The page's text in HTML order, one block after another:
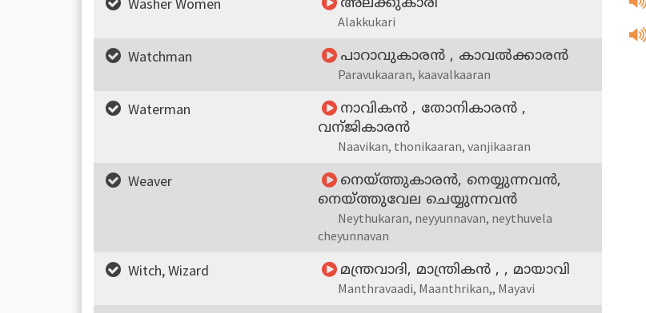
Alakkukari
Watchman പാറാവുകാരന്‍ , കാവല്‍ക്കാരന്‍
Paravukaaran, kaavalkaaran
Waterman
നാവികന്‍ , തോനികാരന്‍ ,
വന്ജികാരന്‍
Naavikan, thonikaaran, vanjikaaran
Weaver
നെയ്ത്തുകാരന്‍, നെയ്യുന്നവന്‍,
നെയ്ത്തുവേല ചെയ്യുന്നവന്‍
Neythukaran, neyyunnavan, neythuvela
cheyunnavan
Witch, Wizard മന്ത്രവാദി, മാന്ത്രികന്‍ , , മായാവി
Manthravaadi, Maanthrikan,, Mayavi